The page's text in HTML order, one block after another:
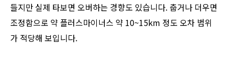
들지만 실제 타보면 오버하는 경향도 있습니다. 춥거나 더우면
조정함으로 약 플러스마이너스 약 10~15km 정도 오차 범위
가 적당해 보입니다.